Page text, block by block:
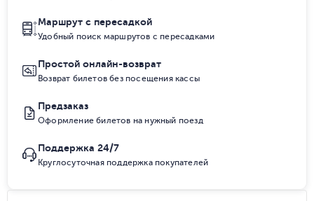
Маршрут с пересадкой
Удобный поиск маршрутов с пересадками
Простой онлайн-возврат
Возврат билетов без посещения кассы
Предзаказ
Оформление билетов на нужный поезд
Поддержка 24/7
Круглосуточная поддержка покупателей